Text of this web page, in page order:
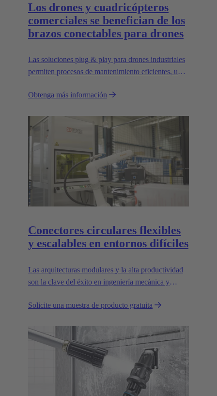
Los drones y cuadricópteros
comerciales se benefician de los
brazos conectables para drones
Las soluciones plug & play para drones industriales
permiten procesos de mantenimiento eficientes, un
escalabilidad, por ejemplo, para transportar cargas
Obtenga más información
Conectores circulares flexibles
y escalables en entornos difíciles
Las arquitecturas modulares y la alta productividad
son la clave del éxito en ingeniería mecánica y
esenciales para allanar el camino.
Solicite una muestra de producto gratuita